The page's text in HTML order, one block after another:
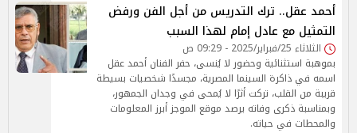
أحمد عقل.. ترك التدريس من أجل الفن ورفض
التمثيل مع عادل إمام لهذا السبب
الثلاثاء 25/فبراير/2025 - 09:29 ص
بموهبة استثنائية وحضور لا يُنسى، حفر الفنان أحمد عقل
اسمه في ذاكرة السينما المصرية، مجسدًا شخصيات بسيطة
قريبة من القلب، تركت أثرًا لا يُمحى في وجدان الجمهور،
وبمناسبة ذكرى وفاته يرصد موقع الموجز أبرز المعلومات
والمحطات في حياته.